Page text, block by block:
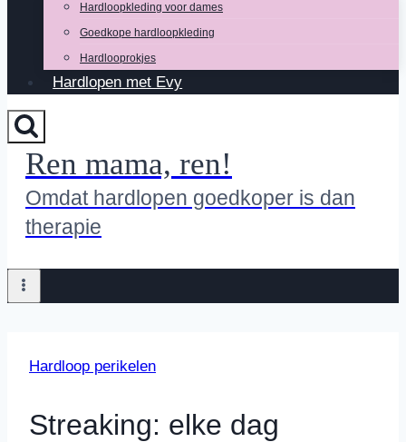
Hardloopkleding voor dames
Goedkope hardloopkleding
Hardlooprokjes
Hardlopen met Evy
Ren mama, ren!
Omdat hardlopen goedkoper is dan
therapie
Hardloop perikelen
Streaking: elke dag